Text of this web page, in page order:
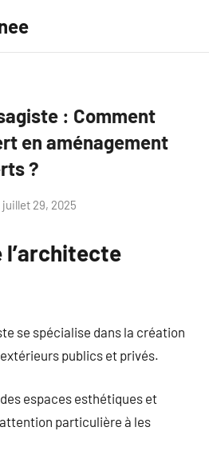
: Comment
en aménagement
?
juillet 29, 2025
l’architecte
se spécialise dans la création
publics et privés.
espaces esthétiques et
particulière à les